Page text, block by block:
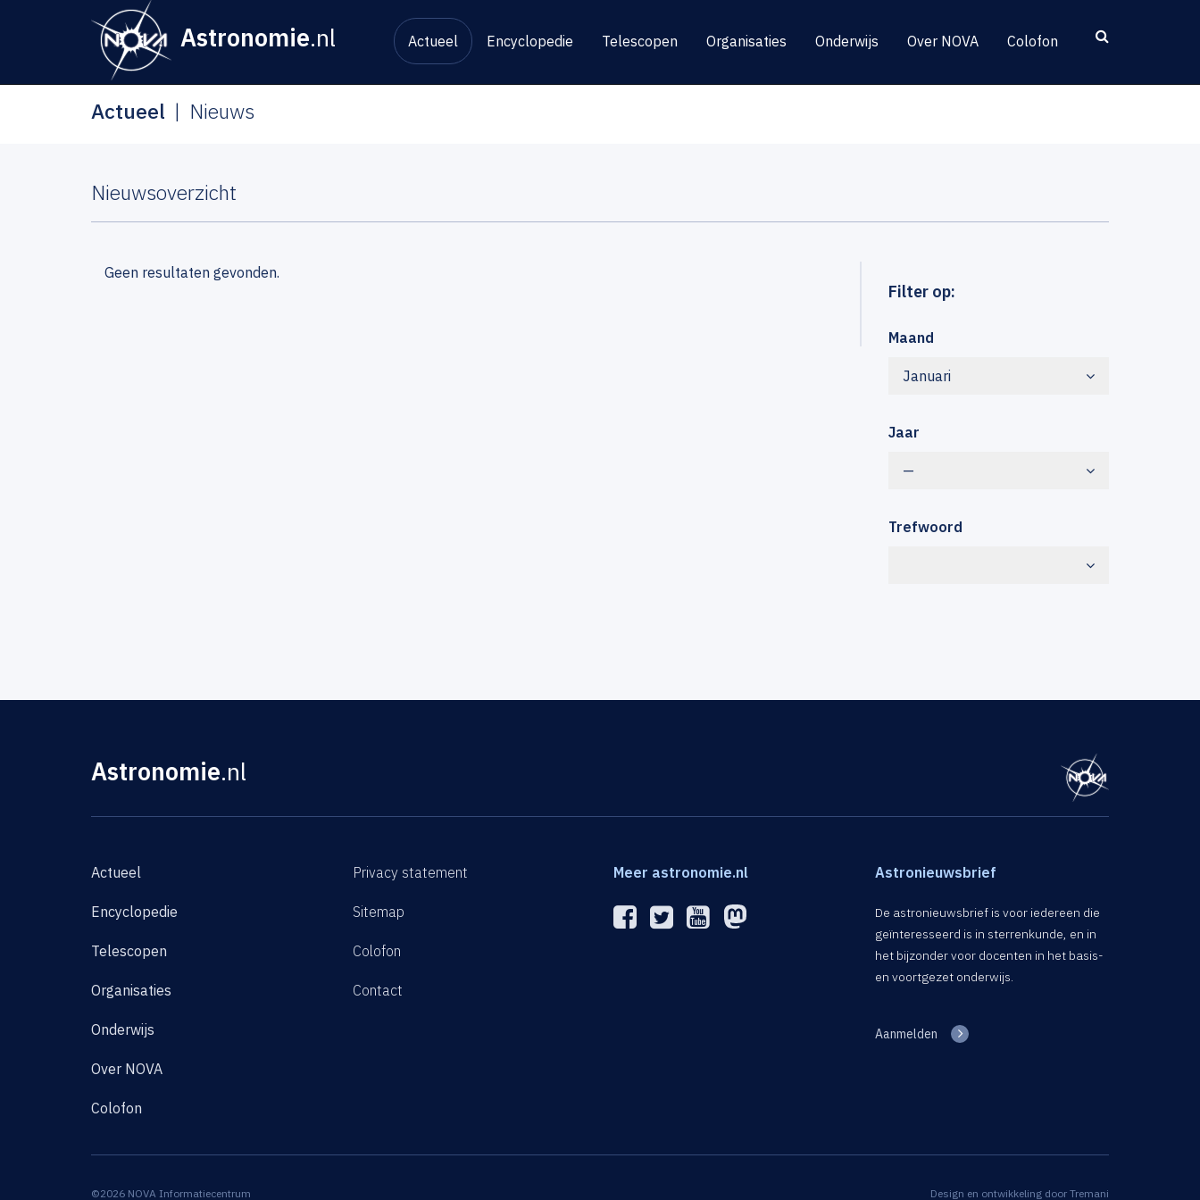
Astronomie.nl Actueel Encyclopedie Telescopen Organisaties Onderwijs Over NOVA Colofon
Actueel Nieuws
Nieuwsoverzicht
Filter op:
Maand
Januari
Jaar
—
Trefwoord
Geen resultaten gevonden.
Astronomie.nl
Actueel
Encyclopedie
Telescopen
Organisaties
Onderwijs
Over NOVA
Colofon
Privacy statement
Sitemap
Colofon
Contact
Meer astronomie.nl Astronieuwsbrief
De astronieuwsbrief is voor iedereen die
geïnteresseerd is in sterrenkunde, en in
het bijzonder voor docenten in het basis-
en voortgezet onderwijs.
Aanmelden
©2026 NOVA Informatiecentrum Design en ontwikkeling door Tremani